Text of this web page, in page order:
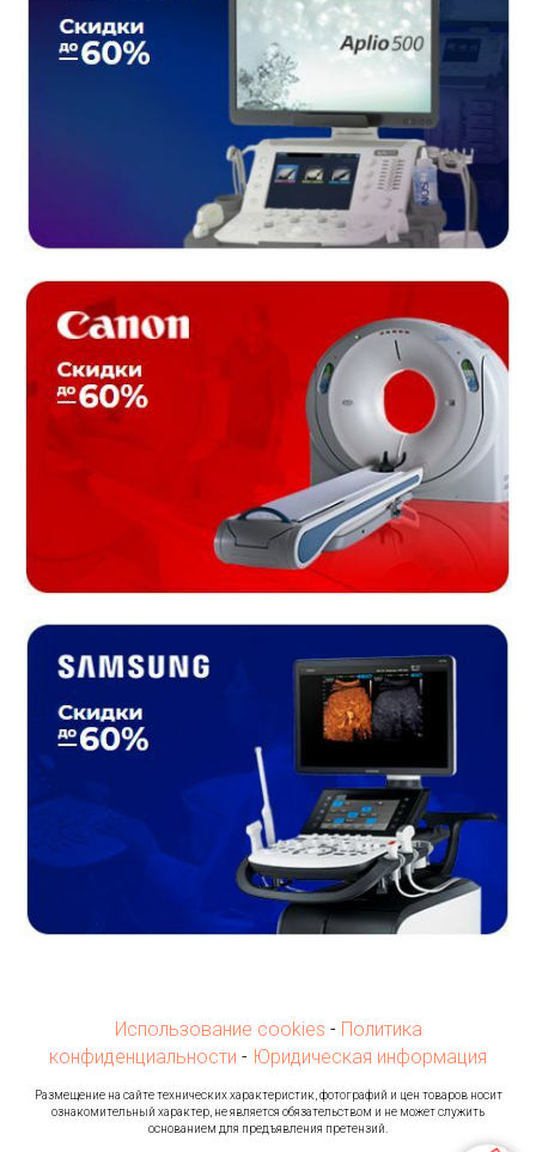
Использование cookies - Политика
конфиденциальности - Юридическая информация
Размещение на сайте технических характеристик, фотографий и цен товаров носит
ознакомительный характер, не является обязательством и не может служить
основанием для предъявления претензий.